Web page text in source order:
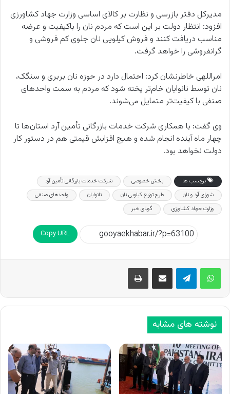
مدیرکل دفتر بازرسی و نظارت بر کالای اساسی وزارت جهاد کشاورزی
افزود: انتظار دولت بر این است که مردم نان را باکیفیت و عرضه
مناسب دریافت کنند و فروش کیلویی نان جلوی کم فروشی و
گرانفروشی را خواهد گرفت.
امراللهی خاطرنشان کرد: احتمال دارد در حوزه نان بربری و سنگک،
نان توسط نانوایان خام‌تر پخته شود که مردم به سمت واحدهای
صنفی با کیفیت‌تر متمایل می‌شوند.
وی گفت: با همکاری شرکت خدمات بازرگانی تأمین آرد استان‌ها تا
چهار ماه آینده انجام شده و هیچ افزایش قیمتی هم در دستور کار
دولت نخواهد بود.
برچسب ها بخش خصوصی
شرکت خدمات بازرگانی تأمین آرد
شورای آرد و نان
طرح توزیع کیلویی نان نانوایان
واحدهای صنفی
وزارت جهاد کشاورزی
گویای خبر
Copy URL
اشتراک گذاری از طریق ایمیل چاپ
نوشته های مشابه